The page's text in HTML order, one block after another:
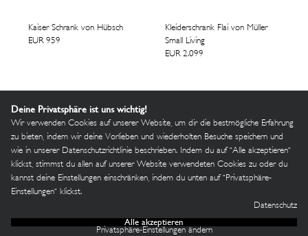
Kaiser Schrank von Hübsch
EUR 959
Kleiderschrank Flai von Müller
Small Living
EUR 2.099
Deine Privatsphäre ist uns wichtig!
Wir verwenden Cookies auf unserer Website, um dir die bestmögliche Erfahrung
zu bieten, indem wir deine Vorlieben und wiederholten Besuche speichern und
wie in unserer Datenschutzrichtlinie beschrieben. Indem du auf "Alle akzeptieren"
klickst, stimmst du allen auf unserer Website verwendeten Cookies zu oder du
kannst deine Einstellungen einschränken, indem du unten auf "Privatsphäre-
Einstellungen" klickst.
Datenschutz
Alle akzeptieren
Privatsphäre-Einstellungen ändern